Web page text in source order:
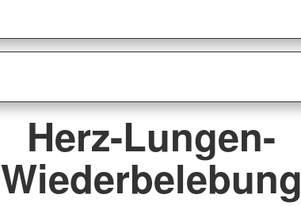
Herz-Lungen-
Wiederbelebung